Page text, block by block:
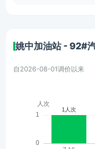
姚中加油站 - 92#
自2026-08-01调价以来